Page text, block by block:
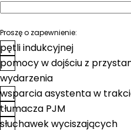
Proszę o zapewnienie:
pętli indukcyjnej
pomocy w dojściu z
wydarzenia
wsparcia asystenta w
tłumacza PJM
słuchawek wyciszających